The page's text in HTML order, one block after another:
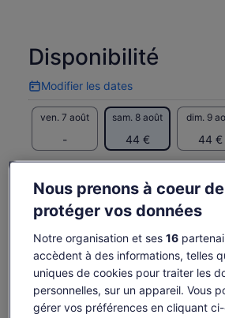
Disponibilité
Modifier les dates
Modifier
les
dates
ven. 7 août
-
sam. 8 août
44 €
dim. 9
44 €
Le
prix
est
de 44 €.
par
voyageur
44 €
taxes et frais compris
par voyageur
Voir les
Il est possible que le contenu
provienne d’une traduction
Afficher le texte d’origine
Donner mon avis sur cette
Ce qui est inclus
Entrée à LEGOLAND Windsor
Nous prenons à coeur de
protéger vos données
Notre organisation et ses 16
accèdent à des informations, telles
uniques de cookies pour traiter les
personnelles, sur un appareil. Vous
gérer vos préférences en cliquant